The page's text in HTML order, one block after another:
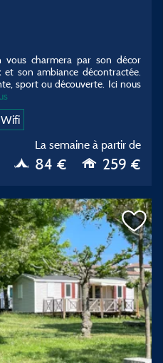
vous charmera par son décor
et son ambiance décontractée.
sport ou découverte. Ici nous
Wifi
La semaine à partir de
84 € 259 €